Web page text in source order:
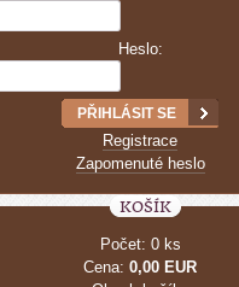
Heslo:
Registrace
Zapomenuté heslo
KOŠÍK
Počet: 0 ks
Cena: 0,00 EUR